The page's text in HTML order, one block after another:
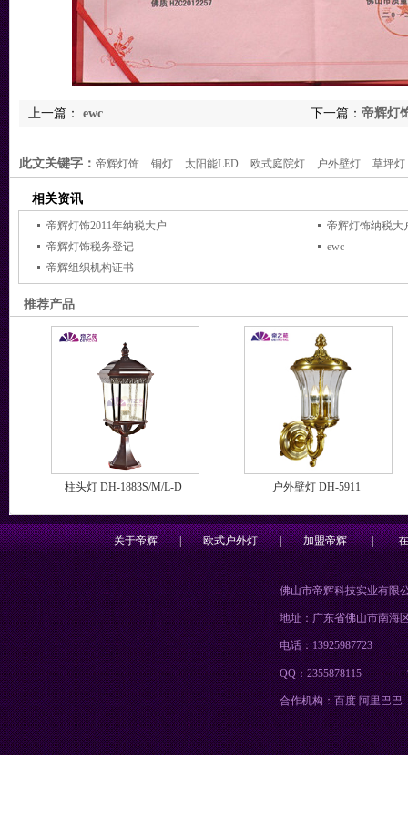
下一篇： 帝辉灯
上一篇： ewc
此文关键字： 帝辉灯饰 铜灯 太阳能LED 欧式庭院灯 户外壁灯 草坪灯
相关资讯
帝辉灯饰2011年纳税大户
帝辉灯饰纳税大
帝辉灯饰税务登记
ewc
帝辉组织机构证书
推荐产品
柱头灯 DH-1883S/M/L-D 户外壁灯 DH-5911
关于帝辉 | 欧式户外灯 | 加盟帝辉 |
佛山市帝辉科技实业有限
地址：广东省佛山市南海
电话：13925987723
QQ：2355878115
合作机构：百度 阿里巴巴